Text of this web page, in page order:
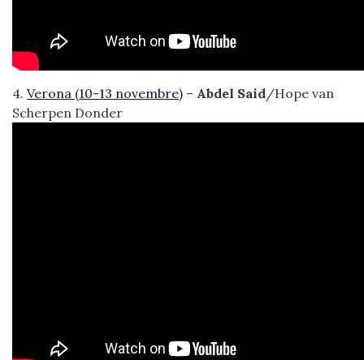
4. Verona (10-13 novembre) – Abdel Said/Hope van
Scherpen Donder